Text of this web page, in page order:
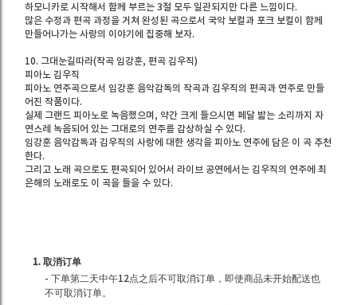
하모니카로 시작해서 함께 부르는 3절 모두 일관되지만 다른 느낌이다.
많은 수정과 편곡 과정을 거쳐 완성된 곡으로서 국악 보컬과 포크 보컬이 함께
만들어나가는 사랑의 이야기에 집중해 보자.
10. 그대눈길따라(작곡 임강훈, 편곡 김우직)
피아노 김우직
피아노 연주곡으로서 임강훈 음악감독의 작곡과 김우직의 편곡과 연주로 만들
어진 작품이다.
실제 그랜드 피아노로 녹음했으며, 약간 크게 들으시면 페달 밟는 소리까지 자
연스레 녹음되어 있는 그대로의 연주를 감상하실 수 있다.
임강훈 음악감독과 김우직의 사랑에 대한 생각을 피아노 연주에 담은 이 곡 추천
한다.
그리고 노래 곡으로도 편곡되어 있어서 라이브 공연에서는 김우직의 연주에 최
은해의 노래로도 이 곡을 들을 수 있다.
1. 取消订单
- 下单第二天中午12点之后不可取消订单，即使商品未开始配送也
不可取消订单。